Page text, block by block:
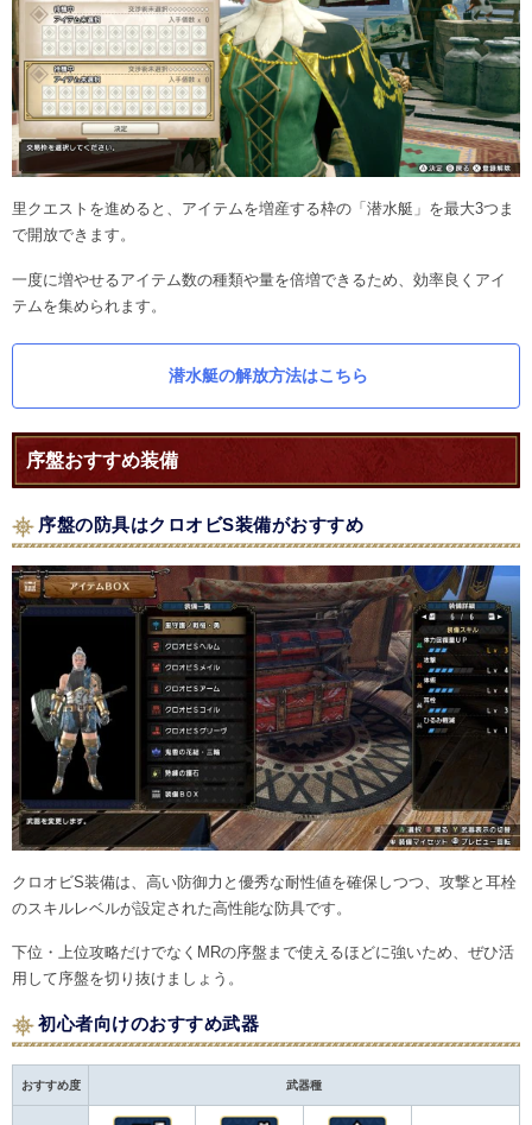
里クエストを進めると、アイテムを増産する枠の「潜水艇」を最大3つま
で開放できます。
一度に増やせるアイテム数の種類や量を倍増できるため、効率良くアイ
テムを集められます。
潜水艇の解放方法はこちら
序盤おすすめ装備
序盤の防具はクロオビS装備がおすすめ
クロオビS装備は、高い防御力と優秀な耐性値を確保しつつ、攻撃と耳栓
のスキルレベルが設定された高性能な防具です。
下位・上位攻略だけでなくMRの序盤まで使えるほどに強いため、ぜひ活
用して序盤を切り抜けましょう。
初心者向けのおすすめ武器
おすすめ度 武器種